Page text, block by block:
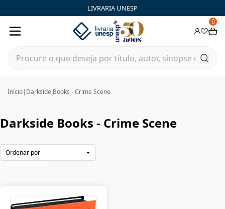
LIVRARIA UNESP
0
Início| Darkside Books - Crime Scene
Darkside Books - Crime Scene
Darkside Books - Crime Scene | FastStore PLP